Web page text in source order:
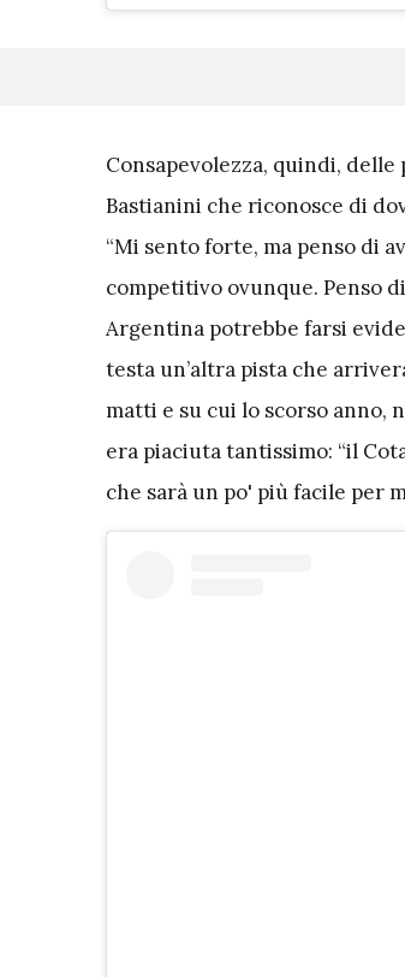
Consapevolezza, quindi,
Bastianini che riconosce di
“Mi sento forte, ma penso di
competitivo ovunque. Penso
Argentina potrebbe farsi
testa un’altra pista che
matti e su cui lo scorso anno,
era piaciuta tantissimo: “il
che sarà un po' più facile per